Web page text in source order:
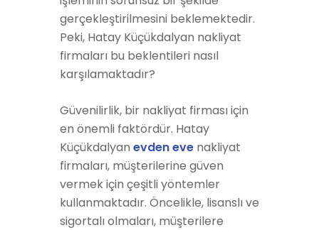
gerçekleştirilmesini beklemektedir.
Peki, Hatay Küçükdalyan nakliyat
firmaları bu beklentileri nasıl
karşılamaktadır?
Güvenilirlik, bir nakliyat firması için
en önemli faktördür. Hatay
Küçükdalyan evden eve nakliyat
firmaları, müşterilerine güven
vermek için çeşitli yöntemler
kullanmaktadır. Öncelikle, lisanslı ve
sigortalı olmaları, müşterilere